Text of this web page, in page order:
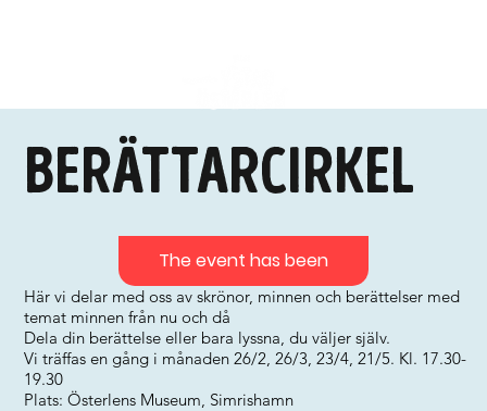
Berättarcirkel
Här vi delar med oss av skrönor, minnen och berättelser med
temat minnen från nu och då
Dela din berättelse eller bara lyssna, du väljer själv.
Vi träffas en gång i månaden 26/2, 26/3, 23/4, 21/5. Kl. 17.30-
19.30
Plats: Österlens Museum, Simrishamn
The event has been